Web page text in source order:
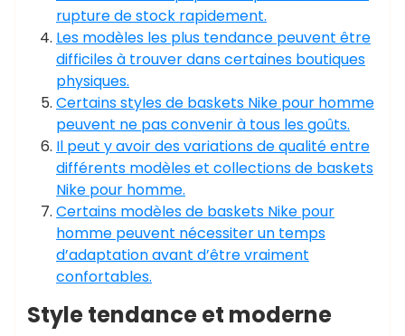
rupture de stock rapidement.
Les modèles les plus tendance peuvent être
difficiles à trouver dans certaines boutiques
physiques.
Certains styles de baskets Nike pour homme
peuvent ne pas convenir à tous les goûts.
Il peut y avoir des variations de qualité entre
différents modèles et collections de baskets
Nike pour homme.
Certains modèles de baskets Nike pour
homme peuvent nécessiter un temps
d’adaptation avant d’être vraiment
confortables.
Style tendance et moderne